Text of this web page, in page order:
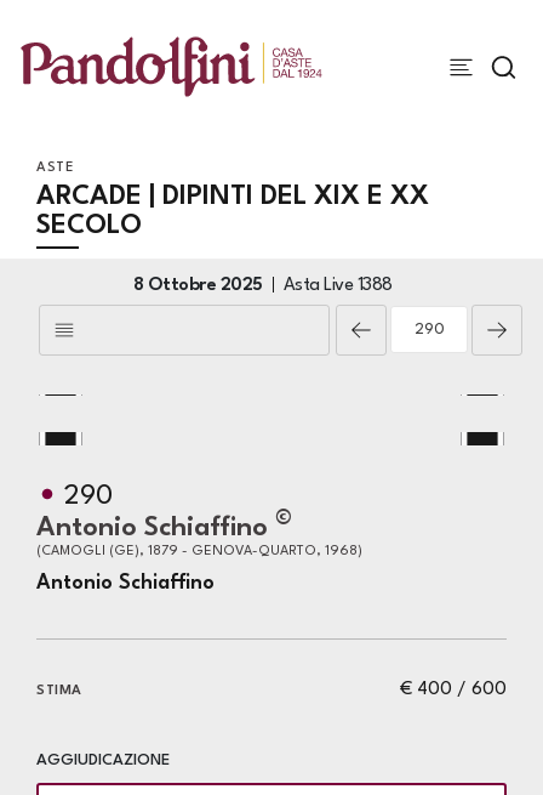
ASTE
ARCADE | DIPINTI DEL XIX E XX
SECOLO
8 Ottobre 2025 Asta Live 1388
290
Antonio Schiaffino ©
(CAMOGLI (GE), 1879 - GENOVA-QUARTO, 1968)
Antonio Schiaffino
€ 400 / 600
STIMA
AGGIUDICAZIONE